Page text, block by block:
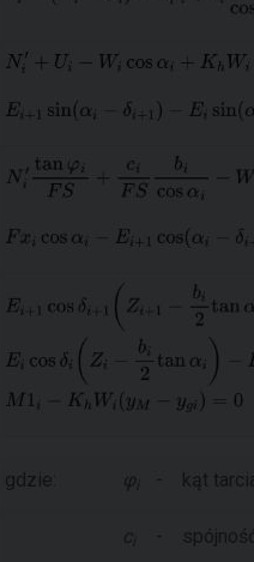
gdzie: φ - kąt
c -